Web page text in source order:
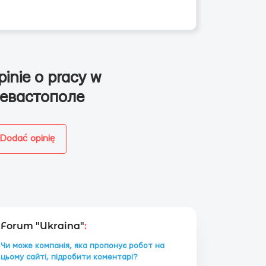
o pracy w
Dodać opinię
Forum "Ukraina":
Чи може компанія, яка пропонує робот на
цьому сайті, підробити коментарі?